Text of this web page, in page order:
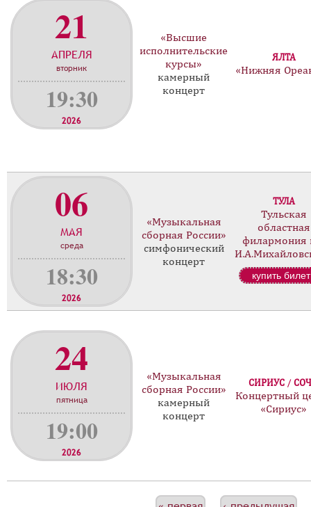
21
АПРЕЛЯ
вторник
19:30
2026
«Высшие
исполнительские
курсы»
камерный
концерт
ЯЛТА
«Нижняя
06
МАЯ
среда
18:30
2026
«Музыкальная
сборная России»
симфонический
концерт
ТУЛА
Тульская
областная
филармония
купить билет
24
ИЮЛЯ
пятница
19:00
2026
«Музыкальная
сборная России»
камерный
концерт
СИРИУС /
Концертный
«Сириус»